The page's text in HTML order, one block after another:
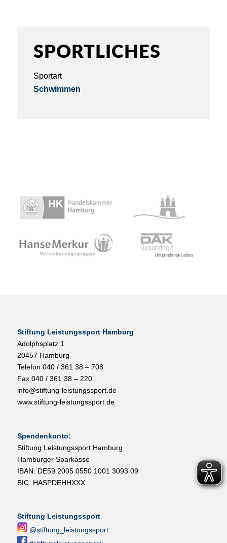
SPORTLICHES
Sportart
Schwimmen
Stiftung Leistungssport Hamburg
Adolphsplatz 1
20457 Hamburg
Telefon 040 / 361 38 – 708
Fax 040 / 361 38 – 220
info@stiftung-leistungssport.de
www.stiftung-leistungssport.de
Spendenkonto:
Stiftung Leistungssport Hamburg
Hamburger Sparkasse
IBAN: DE59 2005 0550 1001 3093 09
BIC: HASPDEHHXXX
Stiftung Leistungssport
@stiftung_leistungssport